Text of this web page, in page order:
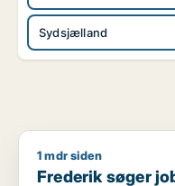
Sydsjælland
Frederik søger job
1 mdr siden
Frederik søger